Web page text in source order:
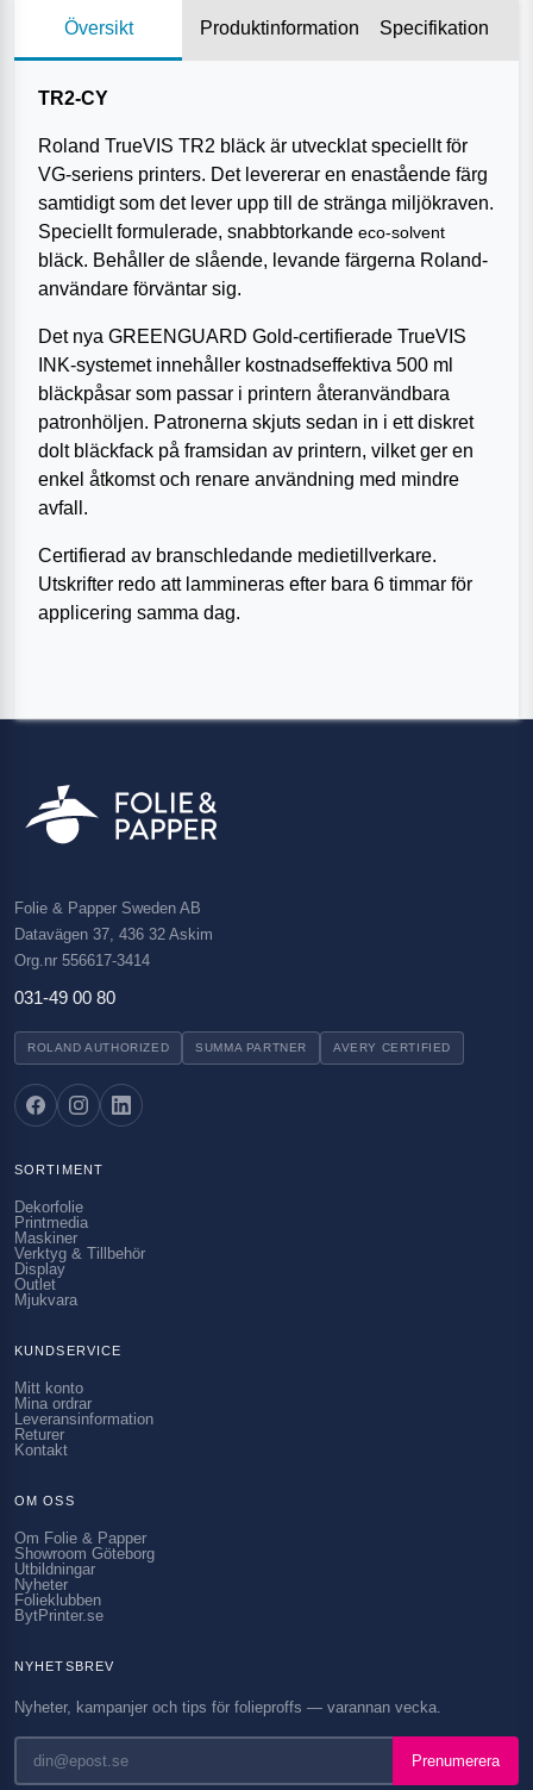
Översikt Produktinformation Specifikation
TR2-CY
Roland TrueVIS TR2 bläck är utvecklat speciellt för
VG-seriens printers. Det levererar en enastående färg
samtidigt som det lever upp till de stränga miljökraven.
Speciellt formulerade, snabbtorkande eco-solvent
bläck. Behåller de slående, levande färgerna Roland-
användare förväntar sig.
Det nya GREENGUARD Gold-certifierade TrueVIS
INK-systemet innehåller kostnadseffektiva 500 ml
bläckpåsar som passar i printern återanvändbara
patronhöljen. Patronerna skjuts sedan in i ett diskret
dolt bläckfack på framsidan av printern, vilket ger en
enkel åtkomst och renare användning med mindre
avfall.
Certifierad av branschledande medietillverkare.
Utskrifter redo att lammineras efter bara 6 timmar för
applicering samma dag.
Folie & Papper Sweden AB
Datavägen 37, 436 32 Askim
Org.nr 556617-3414
031-49 00 80
ROLAND AUTHORIZED SUMMA PARTNER AVERY CERTIFIED
SORTIMENT
Dekorfolie
Printmedia
Maskiner
Verktyg & Tillbehör
Display
Outlet
Mjukvara
KUNDSERVICE
Mitt konto
Mina ordrar
Leveransinformation
Returer
Kontakt
OM OSS
Om Folie & Papper
Showroom Göteborg
Utbildningar
Nyheter
Folieklubben
BytPrinter.se
NYHETSBREV
Nyheter, kampanjer och tips för folieproffs — varannan vecka.
Prenumerera